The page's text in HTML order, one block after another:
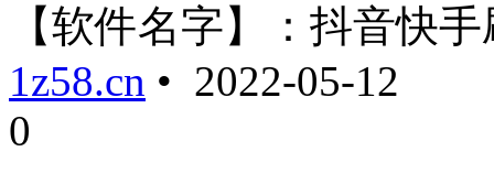
【软件名字】：抖音快手
1z58.cn • 2022-05-12
0